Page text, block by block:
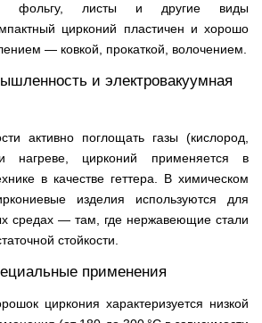
фольгу, листы и другие виды
цирконий пластичен и хорошо
— ковкой, прокаткой, волочением.
и электровакуумная
активно поглощать газы (кислород,
нагреве, цирконий применяется в
в качестве геттера. В химическом
изделия используются для
средах — там, где нержавеющие стали
стойкости.
применения
циркония характеризуется низкой